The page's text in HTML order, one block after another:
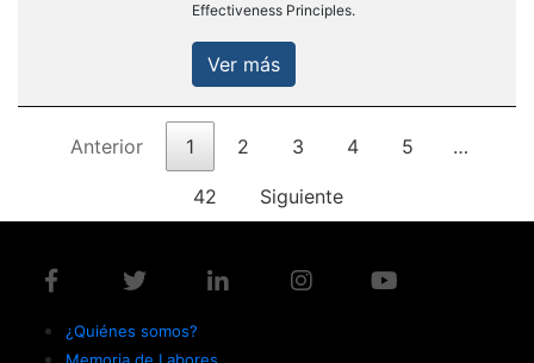
Effectiveness Principles.
Ver más
Anterior 1 2 3 4 5 …
42 Siguiente
¿Quiénes somos?